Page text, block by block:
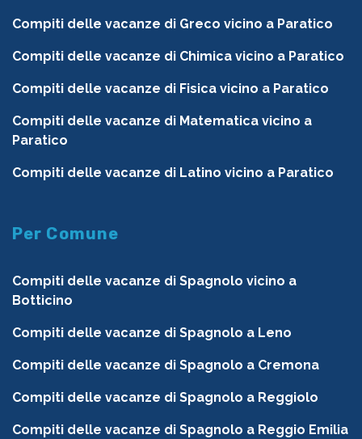
Compiti delle vacanze di Greco vicino a Paratico
Compiti delle vacanze di Chimica vicino a Paratico
Compiti delle vacanze di Fisica vicino a Paratico
Compiti delle vacanze di Matematica vicino a
Paratico
Compiti delle vacanze di Latino vicino a Paratico
Per Comune
Compiti delle vacanze di Spagnolo vicino a
Botticino
Compiti delle vacanze di Spagnolo a Leno
Compiti delle vacanze di Spagnolo a Cremona
Compiti delle vacanze di Spagnolo a Reggiolo
Compiti delle vacanze di Spagnolo a Reggio Emilia